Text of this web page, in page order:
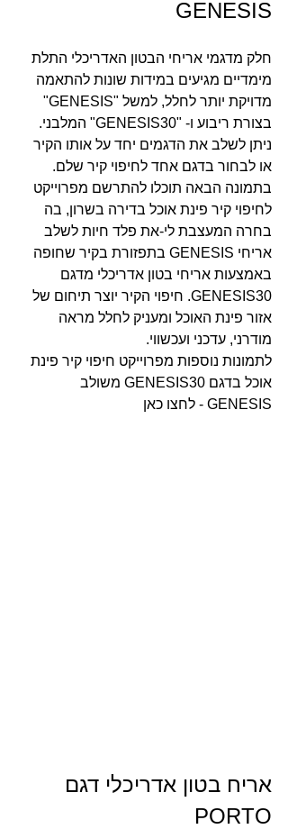
GENESIS
חלק מדגמי אריחי הבטון האדריכלי התלת
מימדיים מגיעים במידות שונות להתאמה
מדויקת יותר לחלל, למשל "GENESIS"
בצורת ריבוע ו- "GENESIS30" המלבני.
ניתן לשלב את הדגמים יחד על אותו הקיר
או לבחור בדגם אחד לחיפוי קיר שלם.
בתמונה הבאה תוכלו להתרשם מפרוייקט
לחיפוי קיר פינת אוכל בדירה בשרון, בה
בחרה המעצבת לי-את פלד חיות לשלב
אריחי GENESIS בתפזורת בקיר שחופה
באמצעות אריחי בטון אדריכלי מדגם
GENESIS30. חיפוי הקיר יוצר תיחום של
אזור פינת האוכל ומעניק לחלל מראה
מודרני, עדכני ועכשווי.
לתמונות נוספות מפרוייקט חיפוי קיר פינת
אוכל בדגם GENESIS30 משולב
GENESIS - לחצו כאן
אריח בטון אדריכלי דגם
PORTO